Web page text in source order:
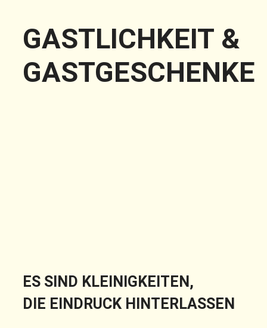
GASTLICHKEIT &
GASTGESCHENKE
ES SIND KLEINIGKEITEN,
DIE EINDRUCK HINTERLASSEN